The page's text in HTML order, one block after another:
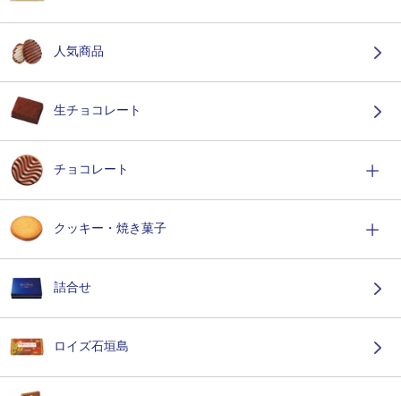
人気商品
生チョコレート
チョコレート
クッキー・焼き菓子
詰合せ
ロイズ石垣島